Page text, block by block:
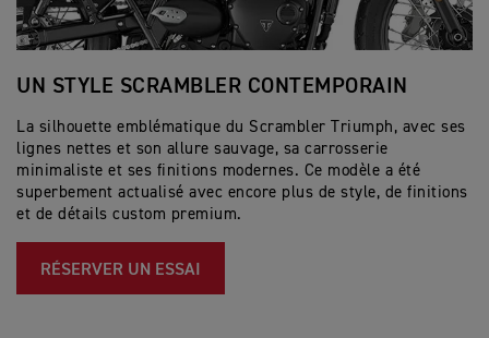
UN STYLE SCRAMBLER CONTEMPORAIN
La silhouette emblématique du Scrambler Triumph, avec ses
lignes nettes et son allure sauvage, sa carrosserie
minimaliste et ses finitions modernes. Ce modèle a été
superbement actualisé avec encore plus de style, de finitions
et de détails custom premium.
RÉSERVER UN ESSAI